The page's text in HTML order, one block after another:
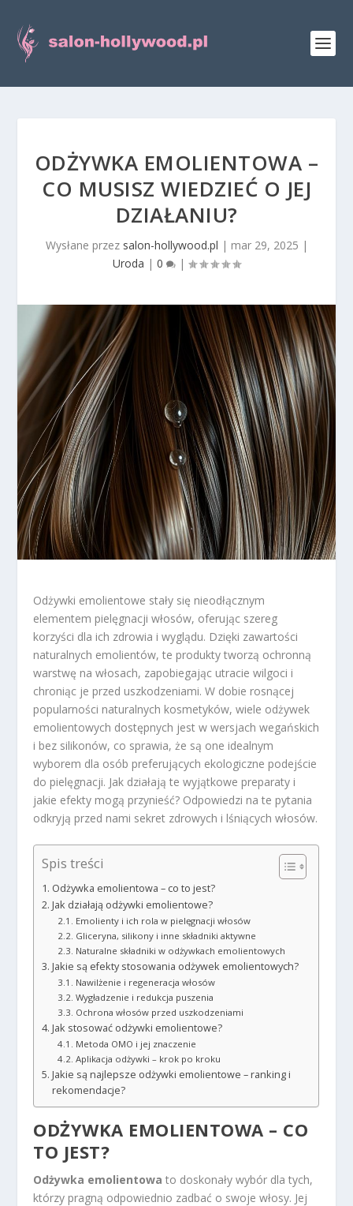
ODŻYWKA EMOLIENTOWA –
CO MUSISZ WIEDZIEĆ O JEJ
DZIAŁANIU?
Wysłane przez salon-hollywood.pl | mar 29, 2025 |
Uroda | 0 |
Odżywki emolientowe stały się nieodłącznym
elementem pielęgnacji włosów, oferując szereg
korzyści dla ich zdrowia i wyglądu. Dzięki zawartości
naturalnych emolientów, te produkty tworzą ochronną
warstwę na włosach, zapobiegając utracie wilgoci i
chroniąc je przed uszkodzeniami. W dobie rosnącej
popularności naturalnych kosmetyków, wiele odżywek
emolientowych dostępnych jest w wersjach wegańskich
i bez silikonów, co sprawia, że są one idealnym
wyborem dla osób preferujących ekologiczne podejście
do pielęgnacji. Jak działają te wyjątkowe preparaty i
jakie efekty mogą przynieść? Odpowiedzi na te pytania
odkryją przed nami sekret zdrowych i lśniących włosów.
Spis treści
Odżywka emolientowa – co to jest?
Jak działają odżywki emolientowe?
Emolienty i ich rola w pielęgnacji włosów
Gliceryna, silikony i inne składniki aktywne
Naturalne składniki w odżywkach emolientowych
Jakie są efekty stosowania odżywek emolientowych?
Nawilżenie i regeneracja włosów
Wygładzenie i redukcja puszenia
Ochrona włosów przed uszkodzeniami
Jak stosować odżywki emolientowe?
Metoda OMO i jej znaczenie
Aplikacja odżywki – krok po kroku
Jakie są najlepsze odżywki emolientowe – ranking i
rekomendacje?
ODŻYWKA EMOLIENTOWA – CO
TO JEST?
Odżywka emolientowa to doskonały wybór dla tych,
którzy pragną odpowiednio zadbać o swoje włosy. Jej